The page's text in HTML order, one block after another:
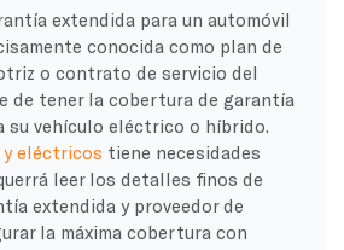
extendida para un automóvil
conocida como plan de
o contrato de servicio del
de tener la cobertura de garantía
su vehículo eléctrico o híbrido.
eléctricos tiene necesidades
leer los detalles finos de
extendida y proveedor de
la máxima cobertura con